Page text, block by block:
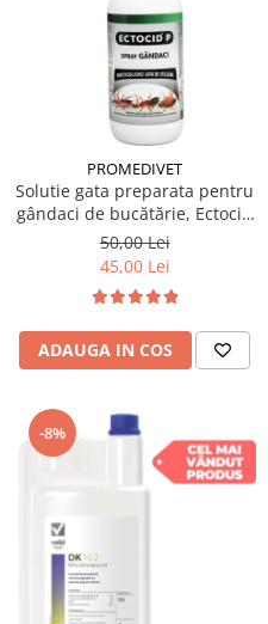
PROMEDIVET
Solutie gata preparata pentru
gândaci de bucătărie, Ectocid
spray, 500ml
50,00 Lei
45,00 Lei
ADAUGA IN COS
-8%